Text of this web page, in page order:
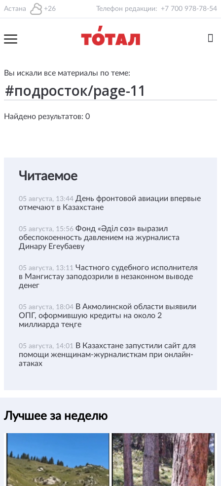
Астана +26 Телефон редакции: +7 700 978-78-54
Вы искали все материалы по теме:
Найдено результатов: 0
Читаемое
05 августа, 13:44 День фронтовой авиации впервые
отмечают в Казахстане
05 августа, 15:56 Фонд «Әділ сөз» выразил
обеспокоенность давлением на журналиста
Динару Егеубаеву
05 августа, 13:11 Частного судебного исполнителя
в Мангистау заподозрили в незаконном выводе
денег
05 августа, 18:04 В Акмолинской области выявили
ОПГ, оформившую кредиты на около 2
миллиарда теңге
05 августа, 14:01 В Казахстане запустили сайт для
помощи женщинам-журналисткам при онлайн-
атаках
Лучшее за неделю